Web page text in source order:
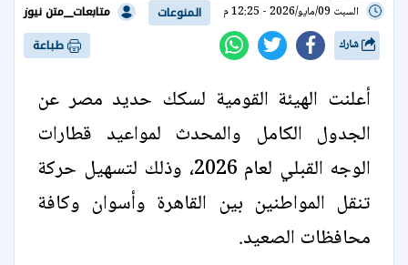
السبت 09/مايو/2026 - 12:25 م المنوعات متابعات__متن نيوز
طباعة
أعلنت الهيئة القومية لسكك حديد مصر عن
الجدول الكامل والمحدث لمواعيد قطارات
الوجه القبلي لعام 2026، وذلك لتسهيل حركة
تنقل المواطنين بين القاهرة وأسوان وكافة
محافظات الصعيد.